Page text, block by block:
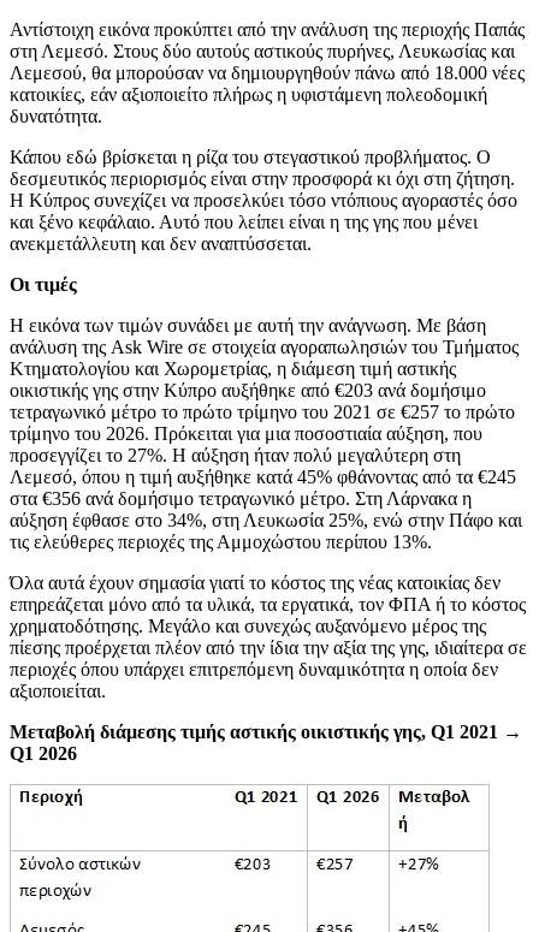
Αντίστοιχη εικόνα προκύπτει από την ανάλυση της περιοχής Παπάς
στη Λεμεσό. Στους δύο αυτούς αστικούς πυρήνες, Λευκωσίας και
Λεμεσού, θα μπορούσαν να δημιουργηθούν πάνω από 18.000 νέες
κατοικίες, εάν αξιοποιείτο πλήρως η υφιστάμενη πολεοδομική
δυνατότητα.
Κάπου εδώ βρίσκεται η ρίζα του στεγαστικού προβλήματος. Ο
δεσμευτικός περιορισμός είναι στην προσφορά κι όχι στη ζήτηση.
Η Κύπρος συνεχίζει να προσελκύει τόσο ντόπιους αγοραστές όσο
και ξένο κεφάλαιο. Αυτό που λείπει είναι η της γης που μένει
ανεκμετάλλευτη και δεν αναπτύσσεται.
Οι τιμές
Η εικόνα των τιμών συνάδει με αυτή την ανάγνωση. Με βάση
ανάλυση της Ask Wire σε στοιχεία αγοραπωλησιών του Τμήματος
Κτηματολογίου και Χωρομετρίας, η διάμεση τιμή αστικής
οικιστικής γης στην Κύπρο αυξήθηκε από €203 ανά δομήσιμο
τετραγωνικό μέτρο το πρώτο τρίμηνο του 2021 σε €257 το πρώτο
τρίμηνο του 2026. Πρόκειται για μια ποσοστιαία αύξηση, που
προσεγγίζει το 27%. Η αύξηση ήταν πολύ μεγαλύτερη στη
Λεμεσό, όπου η τιμή αυξήθηκε κατά 45% φθάνοντας από τα €245
στα €356 ανά δομήσιμο τετραγωνικό μέτρο. Στη Λάρνακα η
αύξηση έφθασε στο 34%, στη Λευκωσία 25%, ενώ στην Πάφο και
τις ελεύθερες περιοχές της Αμμοχώστου περίπου 13%.
Όλα αυτά έχουν σημασία γιατί το κόστος της νέας κατοικίας δεν
επηρεάζεται μόνο από τα υλικά, τα εργατικά, τον ΦΠΑ ή το κόστος
χρηματοδότησης. Μεγάλο και συνεχώς αυξανόμενο μέρος της
πίεσης προέρχεται πλέον από την ίδια την αξία της γης, ιδιαίτερα σε
περιοχές όπου υπάρχει επιτρεπόμενη δυναμικότητα η οποία δεν
αξιοποιείται.
Μεταβολή διάμεσης τιμής αστικής οικιστικής γης, Q1 2021 →
Q1 2026